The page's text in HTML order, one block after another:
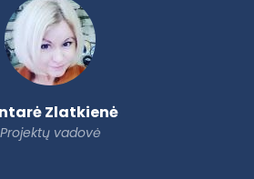
Zlatkienė
Projektų vadovė